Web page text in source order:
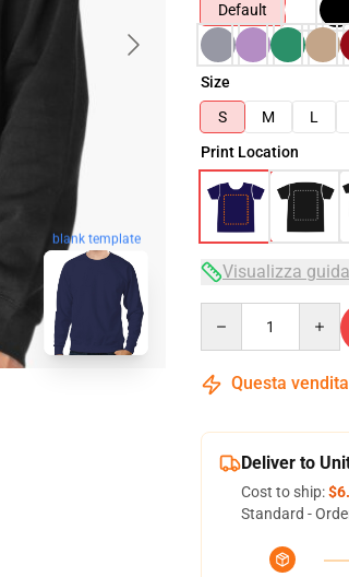
blank template
Default
Size
S
M L
Print Location
Visualizza
Questa
Deliver to
Cost to ship:
Standard -